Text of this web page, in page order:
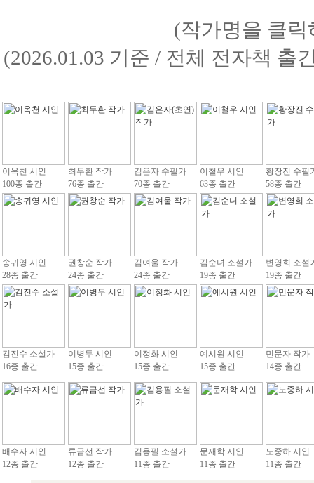
(작가명을 클
(2026.01.03 기준 / 전체 전자책 출
이옥천 시인
100종 출간
최두환 작가
76종 출간
김은자 수필가
70종 출간
이철우 시인
63종 출간
황장진 수필
58종 출간
송귀영 시인
28종 출간
권창순 작가
24종 출간
김여울 작가
24종 출간
김순녀 소설가
19종 출간
변영희 소설
19종 출간
김진수 소설가
16종 출간
이병두 시인
15종 출간
이정화 시인
15종 출간
예시원 시인
15종 출간
민문자 작가
14종 출간
배수자 시인
12종 출간
류금선 작가
12종 출간
김용필 소설가
11종 출간
문재학 시인
11종 출간
노중하 시인
11종 출간